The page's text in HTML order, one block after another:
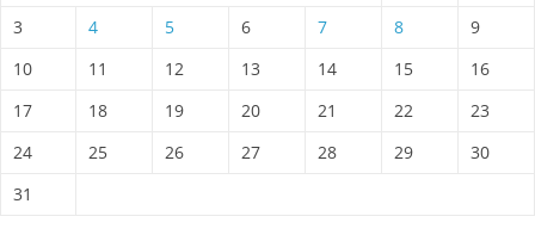
3
4 5 6 7 8
9
10
11 12 13 14 15
16
17
18 19 20 21 22
23
24
25 26 27 28 29
30
31